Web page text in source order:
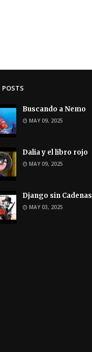
POSTS
Buscando a Nemo
MAY 09, 2025
Dalia y el libro rojo
MAY 09, 2025
Django sin Cadenas
MAY 03, 2025